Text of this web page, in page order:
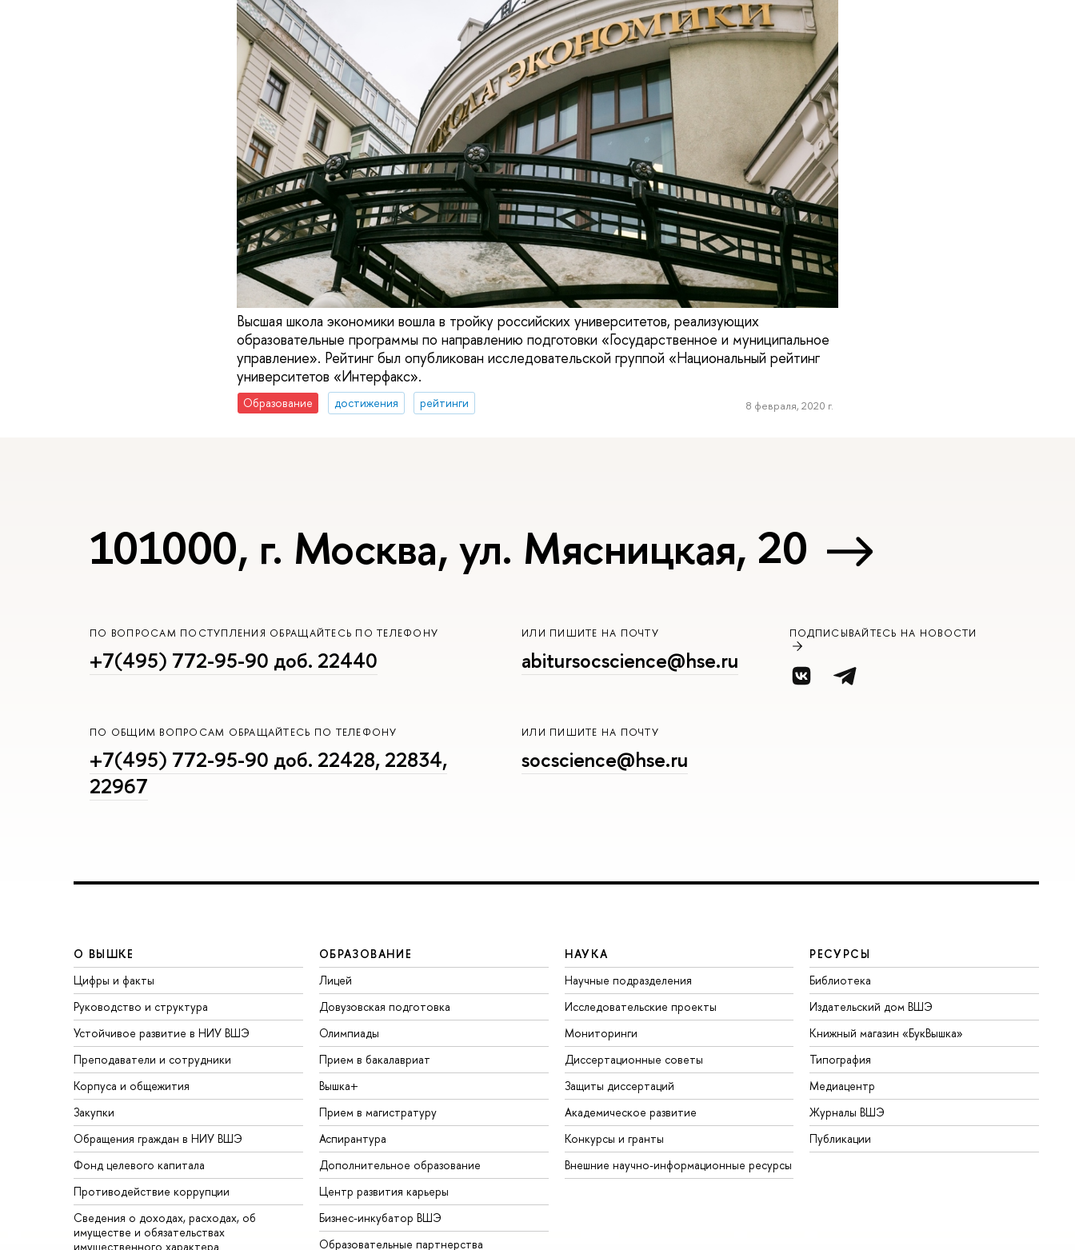
Высшая школа экономики вошла в тройку российских университетов, реализующих
образовательные программы по направлению подготовки «Государственное и муниципальное
управление». Рейтинг был опубликован исследовательской группой «Национальный рейтинг
университетов «Интерфакс».
Образование достижения рейтинги 8 февраля, 2020 г.
101000, г. Москва, ул. Мясницкая, 20
ПО ВОПРОСАМ ПОСТУПЛЕНИЯ ОБРАЩАЙТЕСЬ ПО ТЕЛЕФОНУ
+7(495) 772-95-90 доб. 22440
ИЛИ ПИШИТЕ НА ПОЧТУ
abitursocscience@hse.ru
ПОДПИСЫВАЙТЕСЬ НА НОВОСТИ
ПО ОБЩИМ ВОПРОСАМ ОБРАЩАЙТЕСЬ ПО ТЕЛЕФОНУ
+7(495) 772-95-90 доб. 22428, 22834,
22967
ИЛИ ПИШИТЕ НА ПОЧТУ
socscience@hse.ru
О ВЫШКЕ
Цифры и факты
Руководство и структура
Устойчивое развитие в НИУ ВШЭ
Преподаватели и сотрудники
Корпуса и общежития
Закупки
Обращения граждан в НИУ ВШЭ
Фонд целевого капитала
Противодействие коррупции
Сведения о доходах, расходах, об
имуществе и обязательствах
имущественного характера
ОБРАЗОВАНИЕ
Лицей
Довузовская подготовка
Олимпиады
Прием в бакалавриат
Вышка+
Прием в магистратуру
Аспирантура
Дополнительное образование
Центр развития карьеры
Бизнес-инкубатор ВШЭ
Образовательные партнерства
НАУКА
Научные подразделения
Исследовательские проекты
Мониторинги
Диссертационные советы
Защиты диссертаций
Академическое развитие
Конкурсы и гранты
Внешние научно-информационные ресурсы
РЕСУРСЫ
Библиотека
Издательский дом ВШЭ
Книжный магазин «БукВышка»
Типография
Медиацентр
Журналы ВШЭ
Публикации